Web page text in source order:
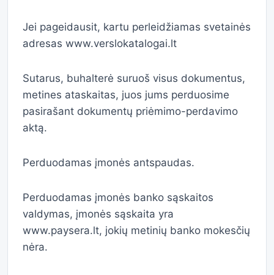
Jei pageidausit, kartu perleidžiamas svetainės
adresas www.verslokatalogai.lt
Sutarus, buhalterė suruoš visus dokumentus,
metines ataskaitas, juos jums perduosime
pasirašant dokumentų priėmimo-perdavimo
aktą.
Perduodamas įmonės antspaudas.
Perduodamas įmonės banko sąskaitos
valdymas, įmonės sąskaita yra
www.paysera.lt, jokių metinių banko mokesčių
nėra.